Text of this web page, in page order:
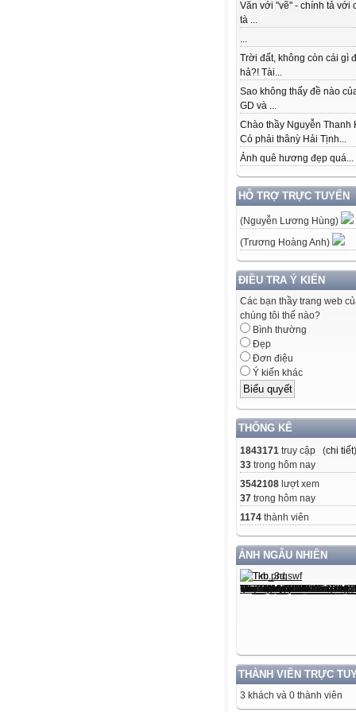
Văn với "vẽ" - chính tả với
tà ...
...
Trời đất, không còn cái gì
hả?! Tài...
Sao không thấy đề nào
GD và ...
Chào thầy Nguyễn Thanh
Có phải thânỳ Hải Tịnh...
Ảnh quê hương đẹp quá...
HỖ TRỢ TRỰC TUYẾN
(Nguyễn Lương Hùng)
(Trương Hoàng Anh)
ĐIỀU TRA Ý KIẾN
Các bạn thầy trang web
chúng tôi thế nào?
Bình thường
Đẹp
Đơn điệu
Ý kiến khác
THỐNG KÊ
1843171 truy cập (chi tiết)
33 trong hôm nay
3542108 lượt xem
37 trong hôm nay
1174 thành viên
ẢNH NGẪU NHIÊN
THÀNH VIÊN TRỰC
3 khách và 0 thành viên